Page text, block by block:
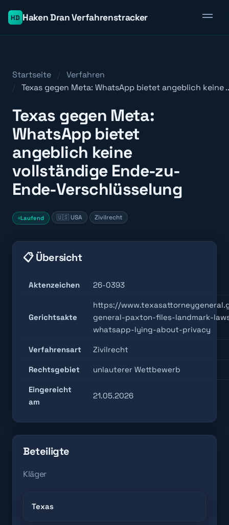
HD Haken Dran Verfahrenstracker
Startseite
Verfahren
Texas gegen Meta: WhatsApp bietet angeblich keine
Texas gegen Meta:
WhatsApp bietet
angeblich keine
vollständige Ende-zu-
Ende-Verschlüsselung
Laufend 🇺🇸 USA Zivilrecht
📋 Übersicht
Aktenzeichen 26-0393
Gerichtsakte
https://
general-paxton-files-landmark-
whatsapp-lying-about-privacy
Verfahrensart Zivilrecht
Rechtsgebiet unlauterer Wettbewerb
Eingereicht
am
21.05.2026
Beteiligte
Kläger
Texas